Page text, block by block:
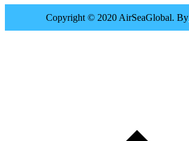
Copyright © 2020 AirSeaGlobal. By